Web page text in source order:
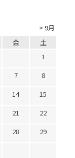
> 9月
金
土
1
7
8
14
15
21
22
28
29